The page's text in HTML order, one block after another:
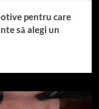
pentru care
să alegi un